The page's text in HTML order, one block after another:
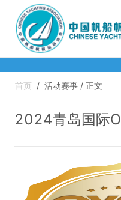
首页 / 活动赛事 / 正文
2024青岛国际